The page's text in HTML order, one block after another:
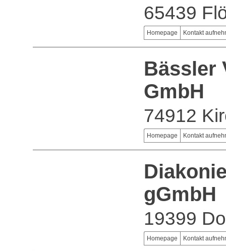
65439
Homepage Kontakt
Bässler
GmbH
74912
Homepage Kontakt
gGmbH
19399
Homepage Kontakt